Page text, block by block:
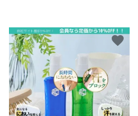
favorite